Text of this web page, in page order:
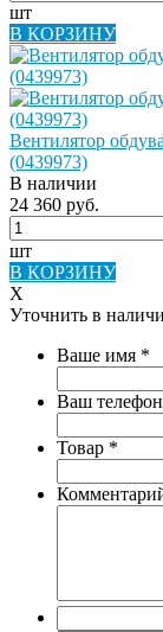
шт
В КОРЗИНУ
Вентилятор
(0439973)
В наличии
24 360 руб.
шт
В КОРЗИНУ
X
Уточнить в
Ваше имя *
Ваш телефон
Товар *